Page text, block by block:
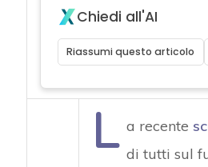
Chiedi all'AI
Riassumi questo articolo
L a recente
di tutti sul